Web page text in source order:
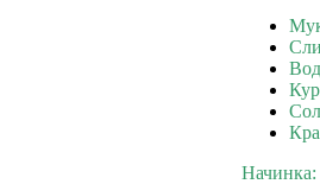
Начинка: